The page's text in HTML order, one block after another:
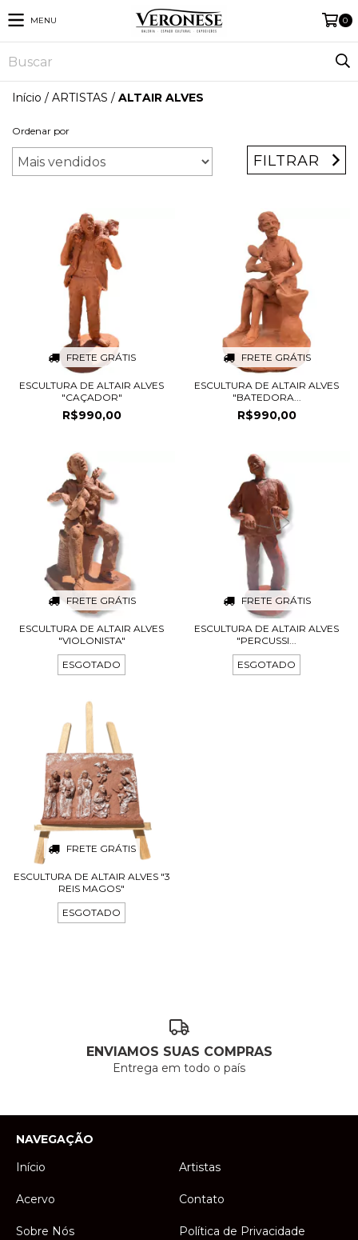
MENU 0
Início / ARTISTAS / ALTAIR ALVES
Ordenar por
FILTRAR
FRETE GRÁTIS
ESCULTURA DE ALTAIR ALVES
"CAÇADOR"
R$990,00
FRETE GRÁTIS
ESCULTURA DE ALTAIR ALVES
"BATEDORA...
R$990,00
FRETE GRÁTIS
ESCULTURA DE ALTAIR ALVES
"VIOLONISTA"
ESGOTADO
FRETE GRÁTIS
ESCULTURA DE ALTAIR ALVES
"PERCUSSI...
ESGOTADO
FRETE GRÁTIS
ESCULTURA DE ALTAIR ALVES "3
REIS MAGOS"
ESGOTADO
ENVIAMOS SUAS COMPRAS
Entrega em todo o país
NAVEGAÇÃO
Início
Artistas
Acervo Contato
Sobre Nós Política de Privacidade